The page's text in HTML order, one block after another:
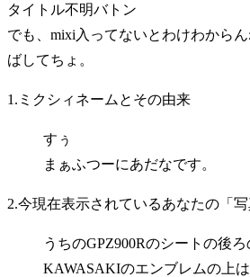
タイトル不明バトン
でも、mixi入ってないとわけわから
ばしてちょ。
1.ミクシィネームとその由来
すぅ
まぁふつーにあだなです。
2.今現在表示されているあなたの「写
うちのGPZ900Rのシートの後ろ
KAWASAKIのエンブレムの上